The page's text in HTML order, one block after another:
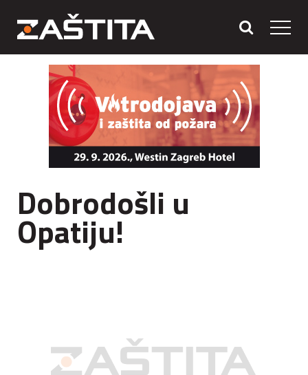
Dobrodošli u
Opatiju!